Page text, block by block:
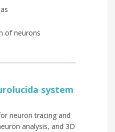
of neurons
system
neuron tracing and
analysis, and 3D